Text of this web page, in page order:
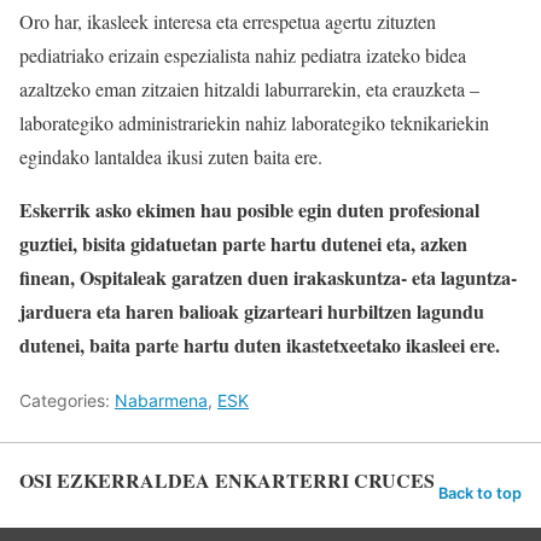
Oro har, ikasleek interesa eta errespetua agertu zituzten
pediatriako erizain espezialista nahiz pediatra izateko bidea
azaltzeko eman zitzaien hitzaldi laburrarekin, eta erauzketa –
laborategiko administrariekin nahiz laborategiko teknikariekin
egindako lantaldea ikusi zuten baita ere.
Eskerrik asko ekimen hau posible egin duten profesional
guztiei, bisita gidatuetan parte hartu dutenei eta, azken
finean, Ospitaleak garatzen duen irakaskuntza- eta laguntza-
jarduera eta haren balioak gizarteari hurbiltzen lagundu
dutenei, baita parte hartu duten ikastetxeetako ikasleei ere.
Categories: Nabarmena, ESK
OSI EZKERRALDEA ENKARTERRI CRUCES Back to top